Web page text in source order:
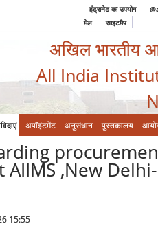
इंट्रानेट का उपयोग
मेल
साइटमैप
अखिल भारतीय
All India
अपॉइंटमेंट अनुसंधान पुस्तकालय
AIIMS ,New
15:55